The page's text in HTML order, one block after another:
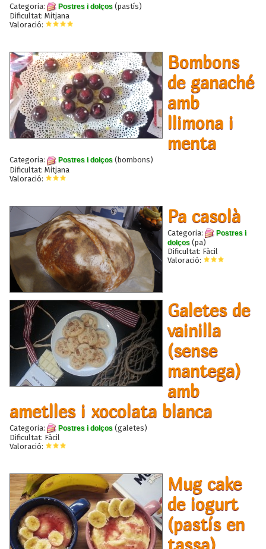
Categoria: Postres i dolços (pastís)
Dificultat: Mitjana
Valoració:
Bombons
de ganaché
amb
llimona i
menta
Categoria: Postres i dolços (bombons)
Dificultat: Mitjana
Valoració:
Pa casolà
Categoria:
Postres i
dolços (pa)
Dificultat: Fàcil
Valoració:
Galetes de
vainilla
(sense
mantega)
amb
ametlles i xocolata blanca
Categoria: Postres i dolços (galetes)
Dificultat: Fàcil
Valoració:
Mug cake
de iogurt
(pastís en
tassa)